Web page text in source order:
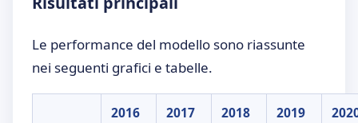
Le performance del modello sono riassunte
nei seguenti grafici e tabelle.
2016 2017 2018 2019